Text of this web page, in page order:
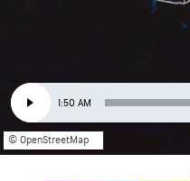
1:50 AM
© OpenStreetMap